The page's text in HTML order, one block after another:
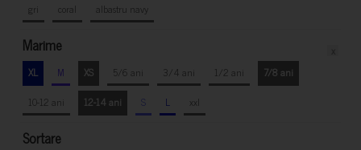
gri
coral albastru navy
Marime
XL M XS 5/6 ani 3/4 ani 1/2 ani
7/8 ani
10-12 ani
12-14 ani S L xxl
Sortare